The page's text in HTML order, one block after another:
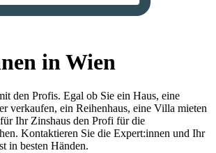
in Wien
den Profis. Egal ob Sie ein Haus, eine
verkaufen, ein Reihenhaus, eine Villa mieten
Ihr Zinshaus den Profi für die
Kontaktieren Sie die Expert:innen und Ihr
in besten Händen.